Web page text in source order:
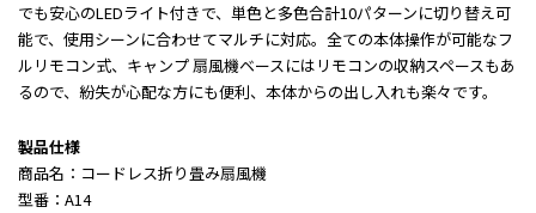
でも安心のLEDライト付きで、単色と多色合計10パターンに切り替え可
能で、使用シーンに合わせてマルチに対応。全ての本体操作が可能なフ
ルリモコン式、キャンプ 扇風機ベースにはリモコンの収納スペースもあ
るので、紛失が心配な方にも便利、本体からの出し入れも楽々です。
製品仕様
商品名：コードレス折り畳み扇風機
型番：A14